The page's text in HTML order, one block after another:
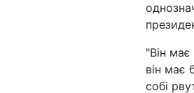
"Він
він має
собі